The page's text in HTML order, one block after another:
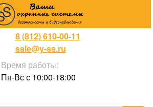
8 (812) 610-00-11
sale@y-ss.ru
Время работы:
Пн-Вс с 10:00-18:00